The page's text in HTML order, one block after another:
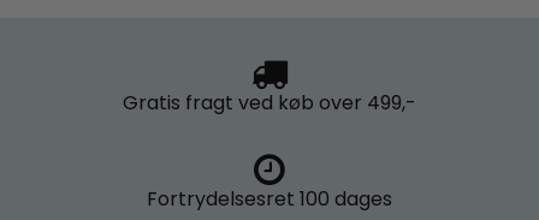
Gratis fragt ved køb over 499,-
Fortrydelsesret 100 dages